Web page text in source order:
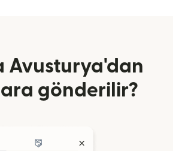
Avusturya'dan
gönderilir?